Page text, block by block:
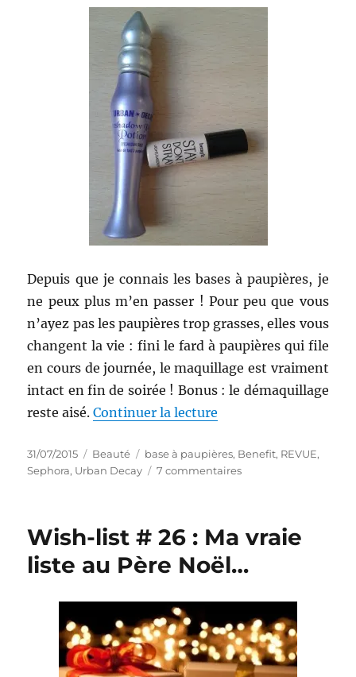
Depuis que je connais les bases à paupières, je
ne peux plus m’en passer ! Pour peu que vous
n’ayez pas les paupières trop grasses, elles vous
changent la vie : fini le fard à paupières qui file
en cours de journée, le maquillage est vraiment
intact en fin de soirée ! Bonus : le démaquillage
reste aisé.Continuer la lecture
Publié
le
31/07/2015 Catégories
Beauté Étiquettes
base à paupières, Benefit, REVUE,
Sephora, Urban Decay 7 commentairessur
#
et
:
Battle
entre
Urban
Decay
Wish-list # 26 : Ma vraie
liste au Père Noël…